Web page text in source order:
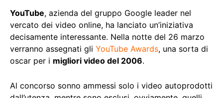
YouTube, azienda del gruppo Google leader nel
vercato dei video online, ha lanciato un’iniziativa
decisamente interessante. Nella notte del 26 marzo
verranno assegnati gli YouTube Awards, una sorta di
oscar per i migliori video del 2006.
Al concorso sonno ammessi solo i video autoprodotti